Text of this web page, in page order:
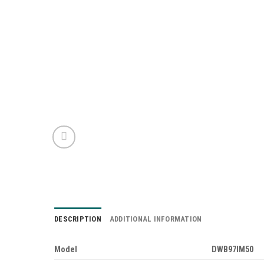
DESCRIPTION ADDITIONAL INFORMATION
Model
DWB97IM50